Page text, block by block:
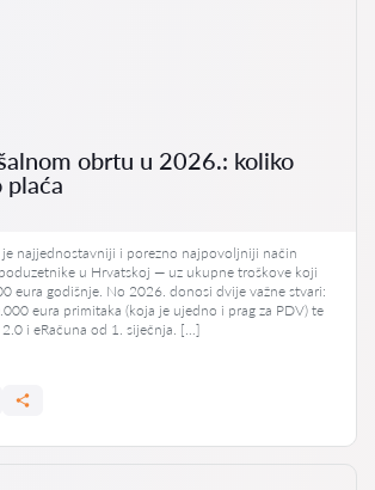
obrtu u 2026.: koliko
plaća
najjednostavniji i porezno najpovoljniji način
u Hrvatskoj — uz ukupne troškove koji
eura godišnje. No 2026. donosi dvije važne stvari:
eura primitaka (koja je ujedno i prag za PDV) te
i eRačuna od 1. siječnja. […]